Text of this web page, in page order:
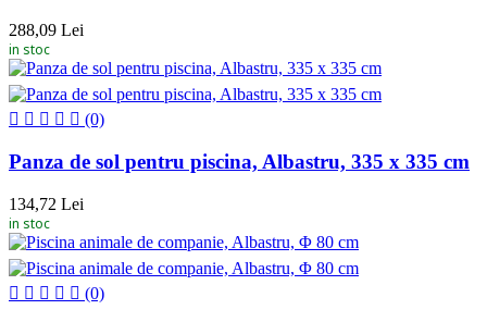
288,09 Lei
in stoc
(0)
Panza de sol pentru piscina, Albastru, 335 x 335 cm
134,72 Lei
in stoc
(0)